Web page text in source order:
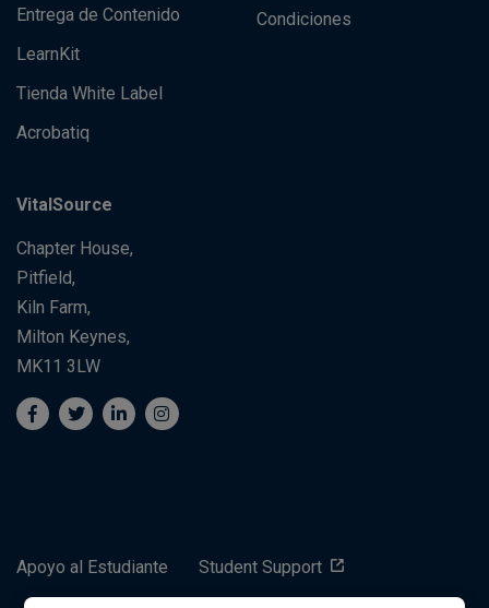
Entrega de Contenido
LearnKit
Tienda White Label
Acrobatiq
Condiciones
VitalSource
Chapter House,
Pitfield,
Kiln Farm,
Milton Keynes,
MK11 3LW
Apoyo al Estudiante Student Support